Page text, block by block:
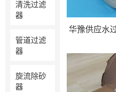
清洗过滤
器
管道过滤
器
旋流除砂
器
华豫供应水